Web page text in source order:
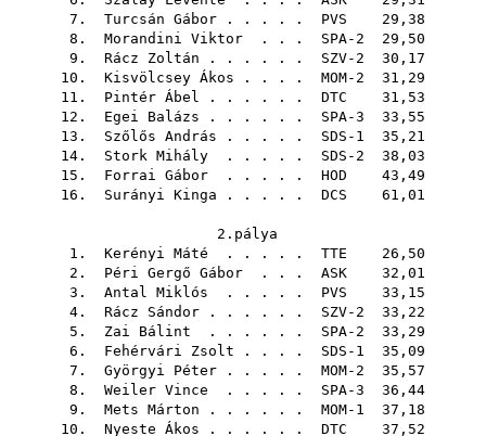
7. Turcsán Gábor . . . . . PVS 29,38
8. Morandini Viktor . . . SPA-2 29,50
9. Rácz Zoltán . . . . . . SZV-2 30,17
10. Kisvölcsey Ákos . . . . MOM-2 31,29
11. Pintér Ábel . . . . . . DTC 31,53
12. Egei Balázs . . . . . . SPA-3 33,55
13. Szőlős András . . . . . SDS-1 35,21
14. Stork Mihály . . . . . SDS-2 38,03
15. Forrai Gábor . . . . . HOD 43,49
16. Surányi Kinga . . . . . DCS 61,01
2.pálya
1. Kerényi Máté . . . . . TTE 26,50
2. Péri Gergő Gábor . . . ASK 32,01
3. Antal Miklós . . . . . PVS 33,15
4. Rácz Sándor . . . . . . SZV-2 33,22
5. Zai Bálint . . . . . . SPA-2 33,29
6. Fehérvári Zsolt . . . . SDS-1 35,09
7. Györgyi Péter . . . . . MOM-2 35,57
8. Weiler Vince . . . . . SPA-3 36,44
9. Mets Márton . . . . . . MOM-1 37,18
10. Nyeste Ákos . . . . . . DTC 37,52